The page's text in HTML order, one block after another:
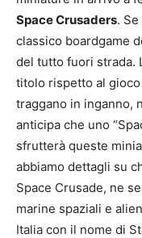
Space Crusaders.
classico boardgame
del tutto fuori strada.
titolo rispetto al gioco
traggano in inganno,
anticipa che uno
sfrutterà queste
abbiamo dettagli su
Space Crusade, ne
marine spaziali e
Italia con il nome di